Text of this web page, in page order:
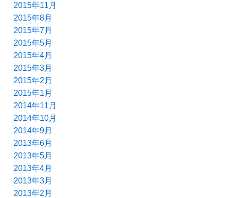
2015年11月
2015年8月
2015年7月
2015年5月
2015年4月
2015年3月
2015年2月
2015年1月
2014年11月
2014年10月
2014年9月
2013年6月
2013年5月
2013年4月
2013年3月
2013年2月